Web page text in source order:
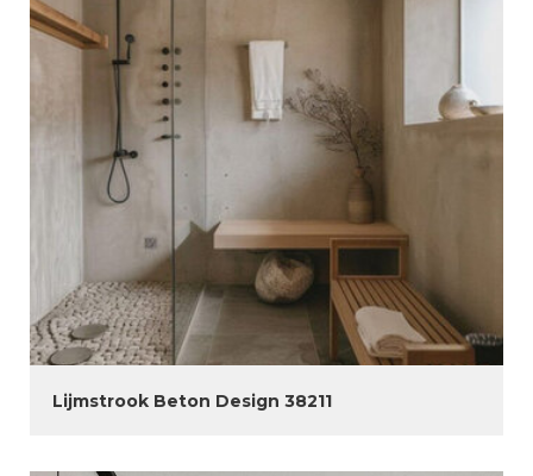
Lijmstrook Beton Design 38211